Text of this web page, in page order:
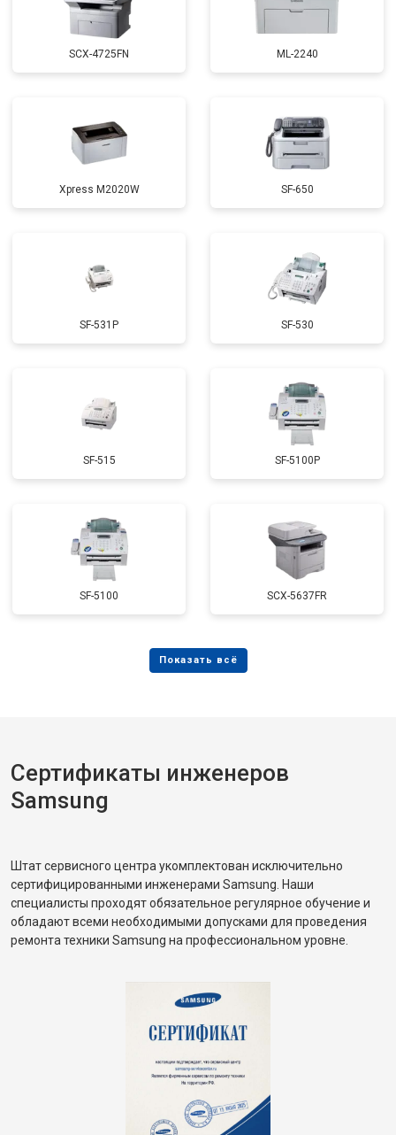
SCX-4725FN ML-2240
Xpress M2020W SF-650
SF-531P SF-530
SF-515 SF-5100P
SF-5100 SCX-5637FR
Сертификаты инженеров
Samsung
Штат сервисного центра укомплектован исключительно
сертифицированными инженерами Samsung. Наши
специалисты проходят обязательное регулярное обучение и
обладают всеми необходимыми допусками для проведения
ремонта техники Samsung на профессиональном уровне.